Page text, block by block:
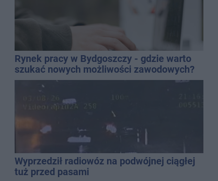
Rynek pracy w Bydgoszczy - gdzie warto
szukać nowych możliwości zawodowych?
Wyprzedził radiowóz na podwójnej ciągłej
tuż przed pasami